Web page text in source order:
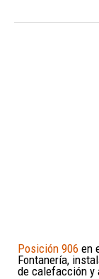
Posición 906 en
Fontanería,
de calefacción y